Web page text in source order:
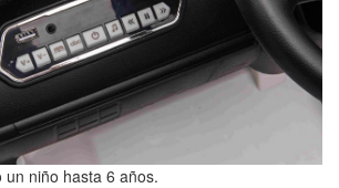
un niño hasta 6 años.